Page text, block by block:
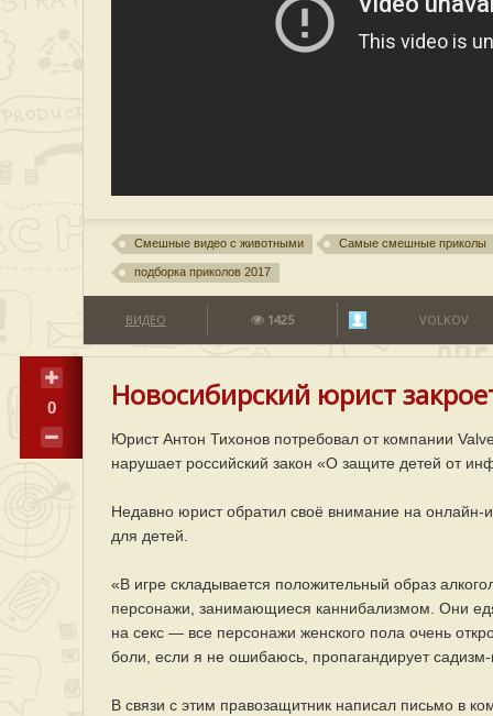
Смешные видео с животными Самые смешные приколы
подборка приколов 2017
ВИДЕО 1425 VOLKOV
0 Новосибирский юрист
Юрист Антон Тихонов потребовал от компании
нарушает российский закон «О защите детей от
Недавно юрист обратил своё внимание на
для детей.
«В игре складывается положительный образ
персонажи, занимающиеся каннибализмом. Они
на секс — все персонажи женского пола очень
боли, если я не ошибаюсь, пропагандирует
В связи с этим правозащитник написал письмо в